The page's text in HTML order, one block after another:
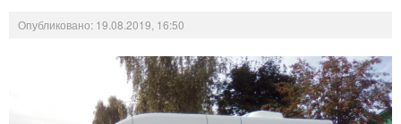
Опубликовано: 19.08.2019, 16:50